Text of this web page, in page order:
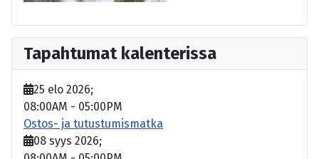
Tapahtumat kalenterissa
25 elo 2026;
08:00AM - 05:00PM
Ostos- ja tutustumismatka
08 syys 2026;